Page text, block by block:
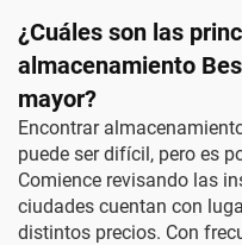
¿Cuáles son las
almacenamiento
mayor?
Encontrar
puede ser difícil, pero es
Comience revisando las
ciudades cuentan con
distintos precios. Con